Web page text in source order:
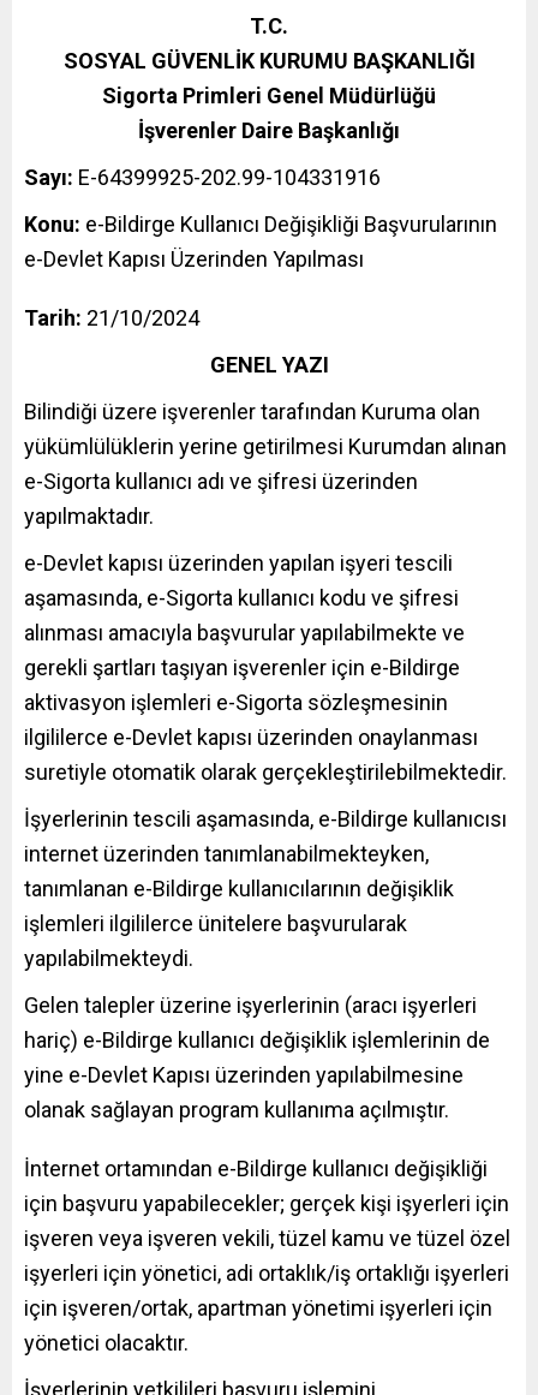
T.C.
SOSYAL GÜVENLİK KURUMU BAŞKANLIĞI
Sigorta Primleri Genel Müdürlüğü
İşverenler Daire Başkanlığı
Sayı: E-64399925-202.99-104331916
Konu: e-Bildirge Kullanıcı Değişikliği Başvurularının
e-Devlet Kapısı Üzerinden Yapılması
Tarih: 21/10/2024
GENEL YAZI
Bilindiği üzere işverenler tarafından Kuruma olan
yükümlülüklerin yerine getirilmesi Kurumdan alınan
e-Sigorta kullanıcı adı ve şifresi üzerinden
yapılmaktadır.
e-Devlet kapısı üzerinden yapılan işyeri tescili
aşamasında, e-Sigorta kullanıcı kodu ve şifresi
alınması amacıyla başvurular yapılabilmekte ve
gerekli şartları taşıyan işverenler için e-Bildirge
aktivasyon işlemleri e-Sigorta sözleşmesinin
ilgililerce e-Devlet kapısı üzerinden onaylanması
suretiyle otomatik olarak gerçekleştirilebilmektedir.
İşyerlerinin tescili aşamasında, e-Bildirge kullanıcısı
internet üzerinden tanımlanabilmekteyken,
tanımlanan e-Bildirge kullanıcılarının değişiklik
işlemleri ilgililerce ünitelere başvurularak
yapılabilmekteydi.
Gelen talepler üzerine işyerlerinin (aracı işyerleri
hariç) e-Bildirge kullanıcı değişiklik işlemlerinin de
yine e-Devlet Kapısı üzerinden yapılabilmesine
olanak sağlayan program kullanıma açılmıştır.
İnternet ortamından e-Bildirge kullanıcı değişikliği
için başvuru yapabilecekler; gerçek kişi işyerleri için
işveren veya işveren vekili, tüzel kamu ve tüzel özel
işyerleri için yönetici, adi ortaklık/iş ortaklığı işyerleri
için işveren/ortak, apartman yönetimi işyerleri için
yönetici olacaktır.
İşyerlerinin yetkilileri başvuru işlemini